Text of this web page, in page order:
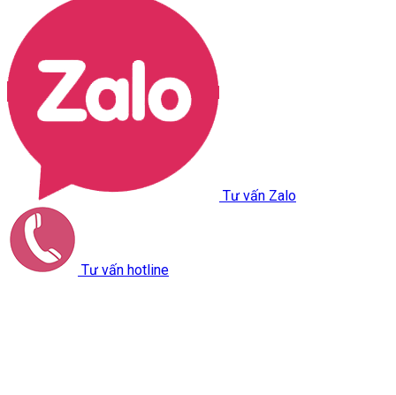
Tư vấn Zalo
Tư vấn hotline